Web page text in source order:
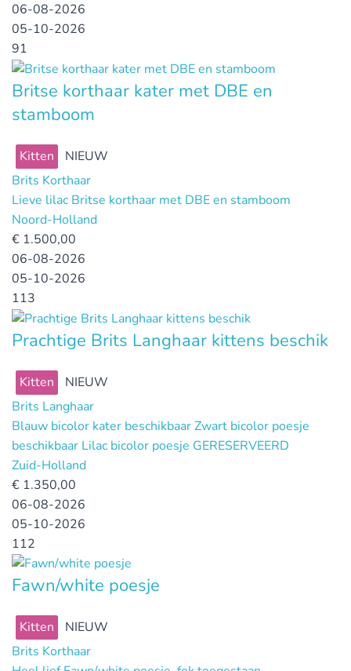
06-08-2026
05-10-2026
91
Britse korthaar kater met DBE en
stamboom
Kitten
NIEUW
Brits Korthaar
Lieve lilac Britse korthaar met DBE en stamboom
Noord-Holland
€ 1.500,00
06-08-2026
05-10-2026
113
Prachtige Brits Langhaar kittens beschik
Kitten
NIEUW
Brits Langhaar
Blauw bicolor kater beschikbaar Zwart bicolor poesje
beschikbaar Lilac bicolor poesje GERESERVEERD
Zuid-Holland
€ 1.350,00
06-08-2026
05-10-2026
112
Fawn/white poesje
Kitten
NIEUW
Brits Korthaar